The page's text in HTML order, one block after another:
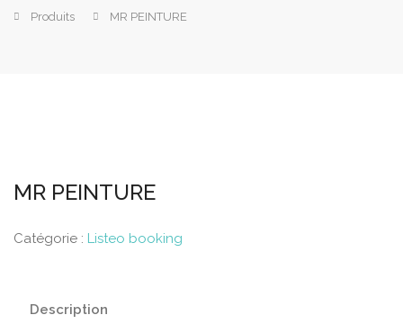
Produits MR PEINTURE
MR PEINTURE
Catégorie : Listeo booking
Description